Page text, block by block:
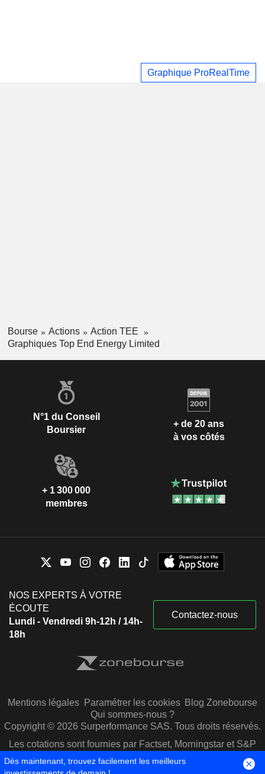
Graphique ProRealTime
Bourse Actions
Action TEE
Graphiques Top End Energy Limited
N°1 du Conseil
Boursier
+ de 20 ans
à vos côtés
+ 1 300 000
membres
NOS EXPERTS À VOTRE
ÉCOUTE
Lundi - Vendredi 9h-12h / 14h-
18h
Contactez-nous
Mentions légales Paramétrer les cookies Blog Zonebourse
Qui sommes-nous ?
Copyright © 2026 Surperformance SAS. Tous droits réservés.
Les cotations sont fournies par Factset, Morningstar et S&P
Capital IQ
Dès maintenant, trouvez facilement les meilleurs